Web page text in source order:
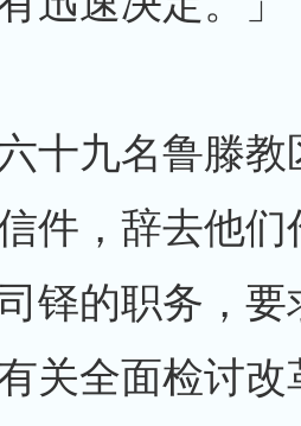
九名鲁滕教
件，辞去他们
铎的职务，要
关全面检讨改